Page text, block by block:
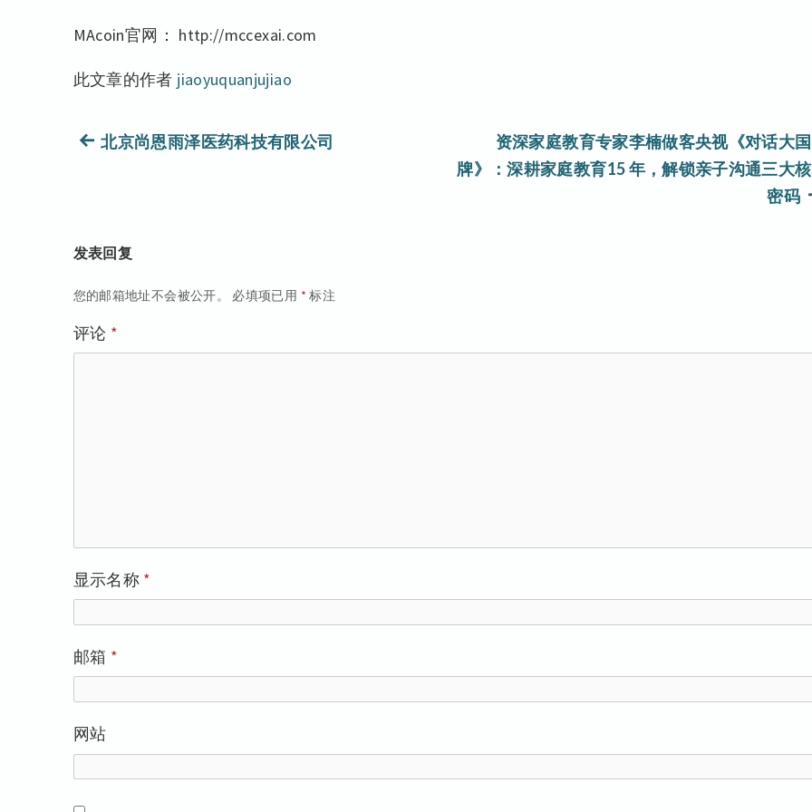
MAcoin官网： http://mccexai.com
此文章的作者 jiaoyuquanjujiao
文
航
上
北京尚恩雨泽医药科技有限公司
资深家庭教育专家李楠做客央视《对话大
牌》：深耕家庭教育15 年，解锁亲子沟通三大
密码
发表回复
您的邮箱地址不会被公开。 必填项已用 * 标注
评论 *
显示名称 *
邮箱 *
网站